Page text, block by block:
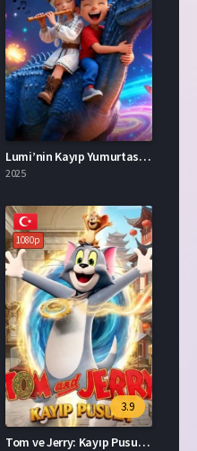
Lumi’nin Kayıp Yumurtası İzle
2025
1080p
3.9
Tom ve Jerry: Kayıp Pusula Full İzle